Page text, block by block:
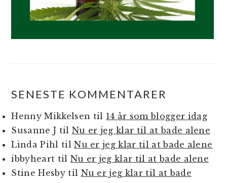
SENESTE KOMMENTARER
Henny Mikkelsen til 14 år som blogger idag
Susanne J til Nu er jeg klar til at bade alene
Linda Pihl tilNu er jeg klar til at bade alene
ibbyheart til Nu er jeg klar til at bade alene
Stine Hesbytil Nu er jeg klar til at bade